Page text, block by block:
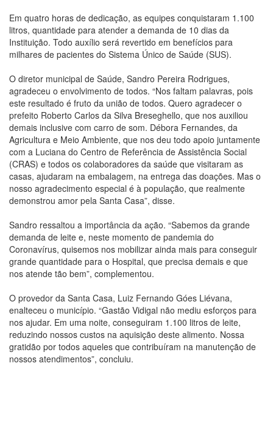
Em quatro horas de dedicação, as equipes conquistaram 1.100
litros, quantidade para atender a demanda de 10 dias da
Instituição. Todo auxílio será revertido em benefícios para
milhares de pacientes do Sistema Único de Saúde (SUS).
O diretor municipal de Saúde, Sandro Pereira Rodrigues,
agradeceu o envolvimento de todos. “Nos faltam palavras, pois
este resultado é fruto da união de todos. Quero agradecer o
prefeito Roberto Carlos da Silva Breseghello, que nos auxiliou
demais inclusive com carro de som. Débora Fernandes, da
Agricultura e Meio Ambiente, que nos deu todo apoio juntamente
com a Luciana do Centro de Referência de Assistência Social
(CRAS) e todos os colaboradores da saúde que visitaram as
casas, ajudaram na embalagem, na entrega das doações. Mas o
nosso agradecimento especial é à população, que realmente
demonstrou amor pela Santa Casa”, disse.
Sandro ressaltou a importância da ação. “Sabemos da grande
demanda de leite e, neste momento de pandemia do
Coronavírus, quisemos nos mobilizar ainda mais para conseguir
grande quantidade para o Hospital, que precisa demais e que
nos atende tão bem”, complementou.
O provedor da Santa Casa, Luiz Fernando Góes Liévana,
enalteceu o município. “Gastão Vidigal não mediu esforços para
nos ajudar. Em uma noite, conseguiram 1.100 litros de leite,
reduzindo nossos custos na aquisição deste alimento. Nossa
gratidão por todos aqueles que contribuíram na manutenção de
nossos atendimentos”, concluiu.